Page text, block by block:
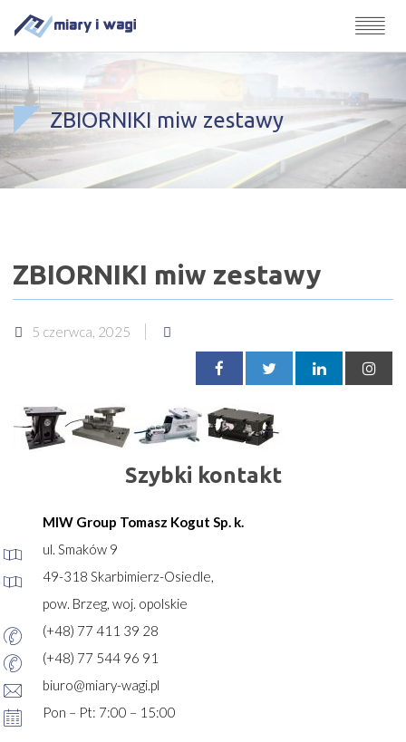
ZBIORNIKI miw zestawy
ZBIORNIKI miw zestawy
5 czerwca, 2025
Szybki kontakt
MIW Group Tomasz Kogut Sp. k.
ul. Smaków 9
49-318 Skarbimierz-Osiedle,
pow. Brzeg, woj. opolskie
(+48) 77 411 39 28
(+48) 77 544 96 91
biuro@miary-wagi.pl
Pon – Pt: 7:00 – 15:00